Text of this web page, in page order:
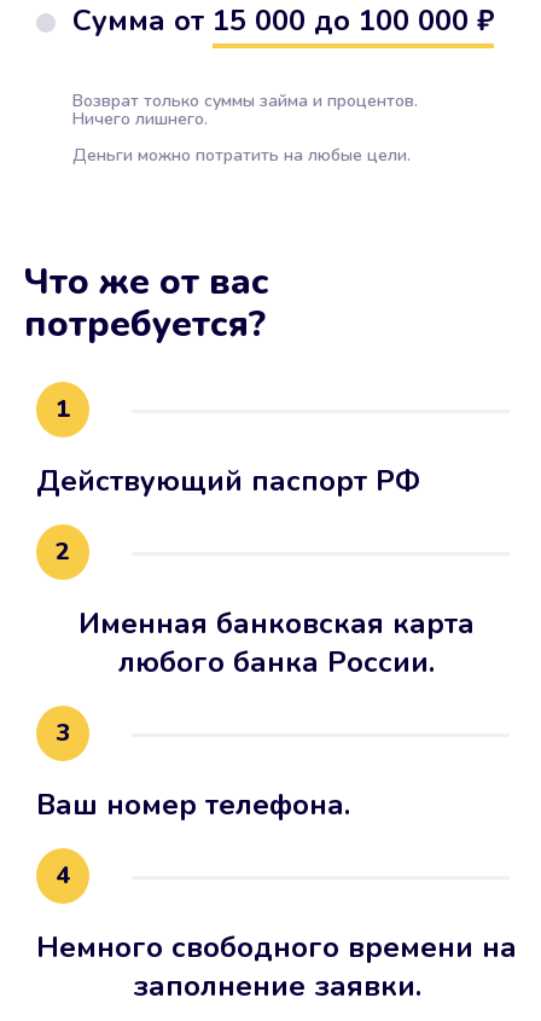
Сумма от 15 000 до 100 000 ₽
Возврат только суммы займа и процентов.
Ничего лишнего.
Деньги можно потратить на любые цели.
Что же от вас
потребуется?
1
Действующий паспорт РФ
2
Именная банковская карта
любого банка России.
3
Ваш номер телефона.
4
Немного свободного времени на
заполнение заявки.